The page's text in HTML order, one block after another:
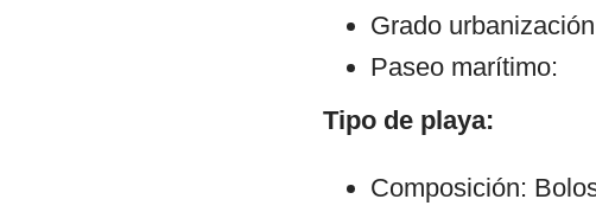
Grado
Paseo marítimo:
Tipo de playa:
Composición: